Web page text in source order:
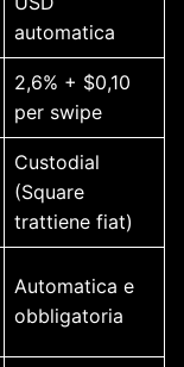
automatica
2,6% + $0,10
per swipe
Custodial
(Square
trattiene fiat)
Automatica e
obbligatoria